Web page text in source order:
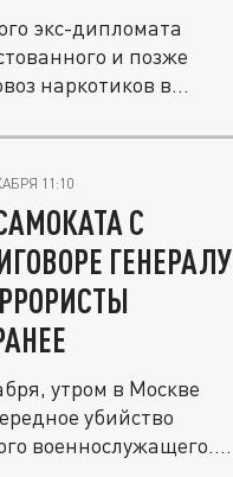
экс-дипломата
и позже
наркотиков в...
11:10
С
ГЕНЕРАЛУ
утром в Москве
убийство
военнослужащего....